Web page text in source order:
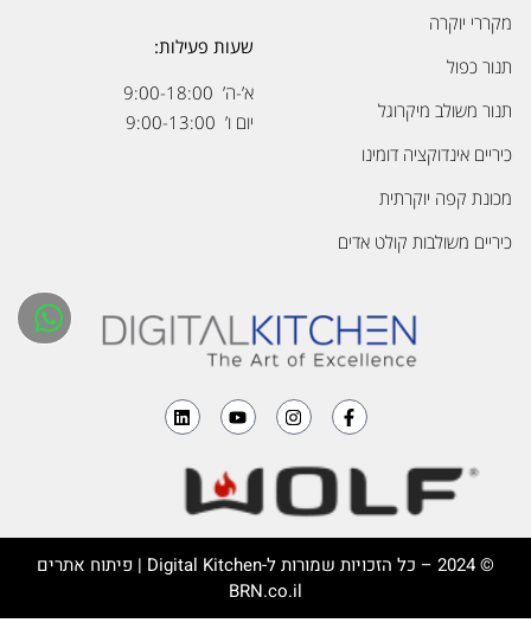
מקררי יוקרה
תנור כפול
תנור משולב מיקרוגל
כיריים אינדוקציה דומינו
מכונת קפה יוקרתית
כיריים משולבות קולט אדים
שעות פעילות:
א’-ה’ 9:00-18:00
יום ו’ 9:00-13:00
© 2024 – כל הזכויות שמורות ל- Digital Kitchen | פיתוח אתרים
BRN.co.il